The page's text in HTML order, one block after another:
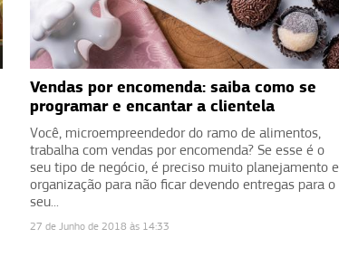
Vendas por encomenda: saiba como se
programar e encantar a clientela
Você, microempreendedor do ramo de alimentos,
trabalha com vendas por encomenda? Se esse é o
seu tipo de negócio, é preciso muito planejamento e
organização para não ficar devendo entregas para o
seu...
27 de Junho de 2018 às 14:33